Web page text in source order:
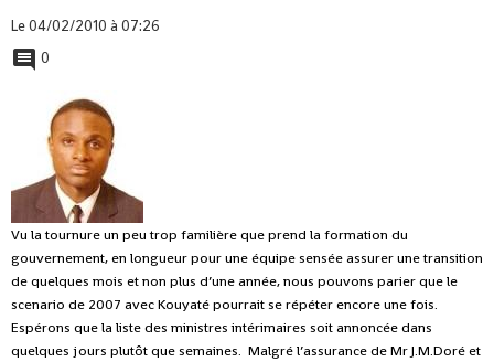
Le 04/02/2010 à 07:26
0
Vu la tournure un peu trop familière que prend la formation du
gouvernement, en longueur pour une équipe sensée assurer une transition
de quelques mois et non plus d’une année, nous pouvons parier que le
scenario de 2007 avec Kouyaté pourrait se répéter encore une fois.
Espérons que la liste des ministres intérimaires soit annoncée dans
quelques jours plutôt que semaines. Malgré l’assurance de Mr J.M.Doré et